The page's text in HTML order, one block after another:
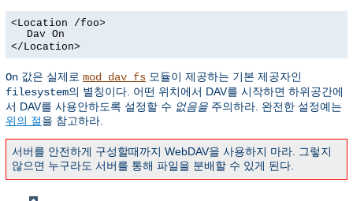
<Location /foo>
Dav On
</Location>
On 값은 실제로 mod_dav_fs 모듈이 제공하는 기본 제공자인
filesystem의 별칭이다. 어떤 위치에서 DAV를 시작하면 하위공간에
서 DAV를 사용안하도록 설정할 수 없음을 주의하라. 완전한 설정예는
위의 절을 참고하라.
서버를 안전하게 구성할때까지 WebDAV을 사용하지 마라. 그렇지
않으면 누구라도 서버를 통해 파일을 분배할 수 있게 된다.